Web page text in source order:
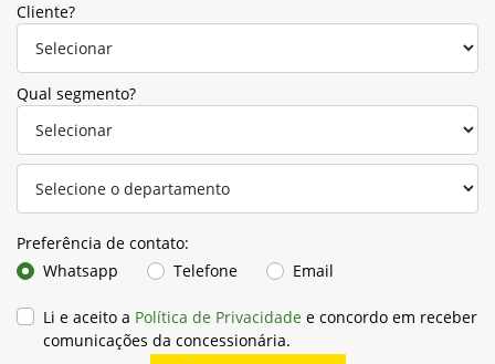
Cliente?
Qual segmento?
Preferência de contato:
Whatsapp
Telefone Email
Li e aceito a Política de Privacidade e concordo em receber
comunicações da concessionária.